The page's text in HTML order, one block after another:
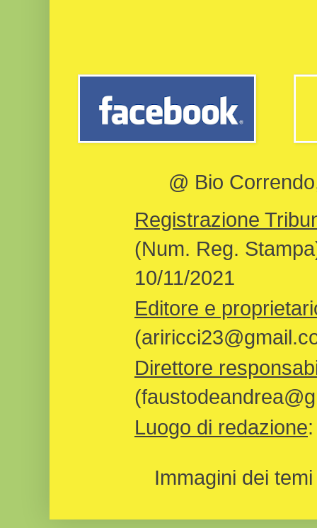
@ Bio
Registrazione
(Num. Reg.
10/11/2021
Editore e
Direttore
Luogo di redazione
Immagini dei